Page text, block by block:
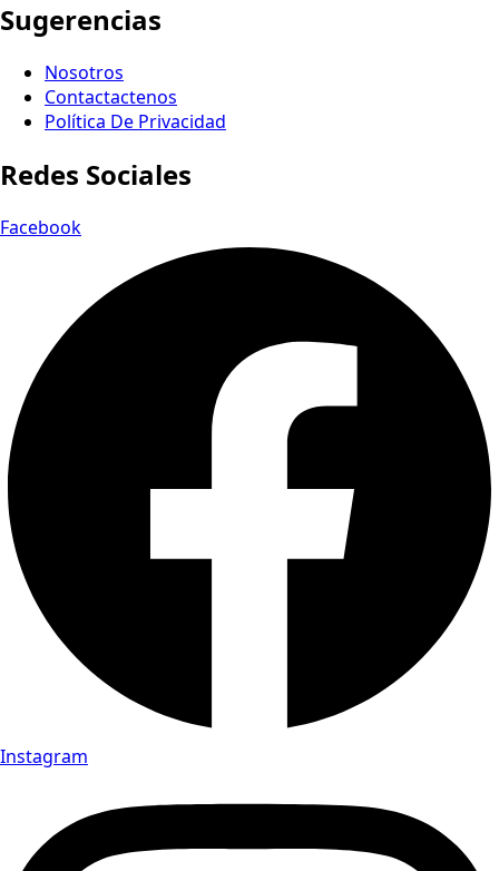
Sugerencias
Nosotros
Contactactenos
Política De Privacidad
Redes Sociales
Facebook
Instagram